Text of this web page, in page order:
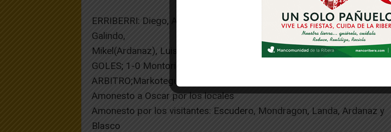
ERRIBERRI: Diego, Algarra(Blasco), Iosu, Escudero, Mondragon, Landa,
Galindo,
Mikel(Ardanaz), Luis(Bolea), Villabona(Arturo) y Cristian
GOLES; 1-0 Montori min 33// 1-1 Galindo min 82
ARBITRO;Markotegui asistido por Gomez y Caballero
Amonesto a Oscar por los locales
Amonesto por los visitantes: Escudero, Mondragon, Landa, Ardanaz y
Blasco